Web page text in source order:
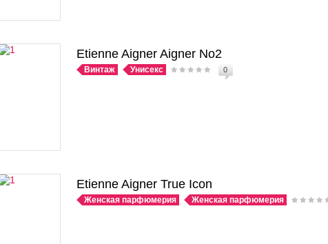
Etienne Aigner Aigner No2
Винтаж Унисекс 0
Etienne Aigner True Icon
Женская парфюмерия Женская парфюмерия